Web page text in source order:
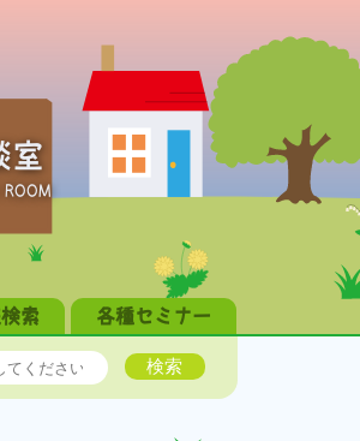
室
索 各種セミナー
検索